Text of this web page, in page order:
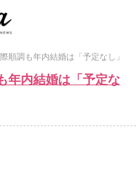
順調も年内結婚は「予定なし」
年内結婚は「予定な